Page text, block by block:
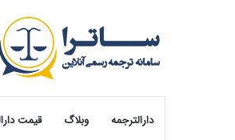
دارالترجمه وبلاگ قیمت